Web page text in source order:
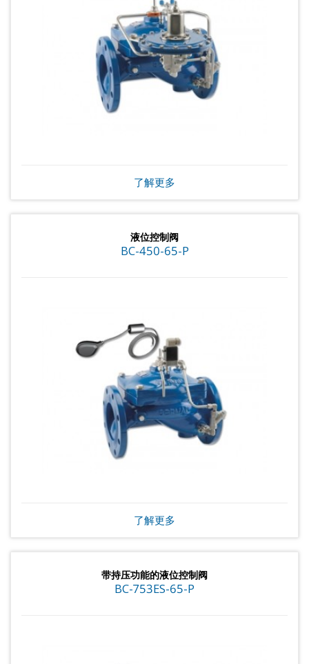
了解更多
液位控制阀
BC-450-65-P
了解更多
带持压功能的液位控制阀
BC-753ES-65-P